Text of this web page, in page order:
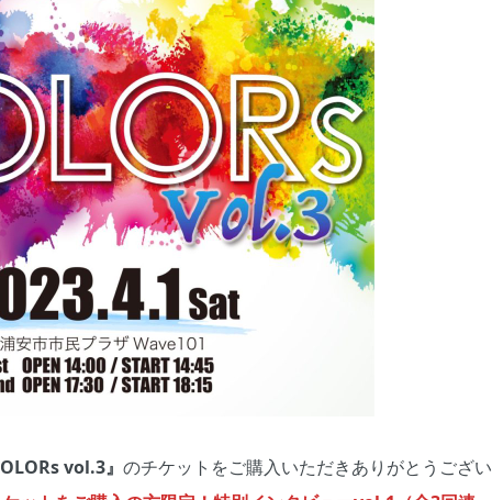
vol.3』 のチケットをご購入いただきありがとうござい